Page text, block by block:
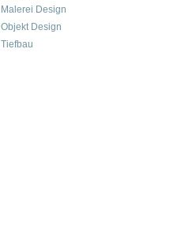
Malerei Design
Objekt Design
Tiefbau